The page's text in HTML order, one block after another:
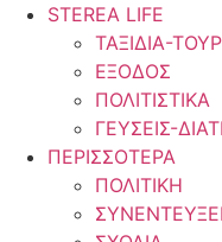
STEREA LIFE
ΤΑΞΙΔΙΑ-
ΕΞΟΔΟΣ
ΠΟΛΙΤΙΣΤΙΚΑ
ΓΕΥΣΕΙΣ-
ΠΕΡΙΣΣΟΤΕΡΑ
ΠΟΛΙΤΙΚΗ